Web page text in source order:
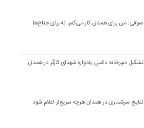
صوفی: من برای همدان کار می‌کنم، نه برای جناح‌ها
تشکیل دبیرخانه دائمی یادواره شهدای کارگر در همدان
نتایج سرشماری در همدان هرچه سریع‌تر اعلام شود